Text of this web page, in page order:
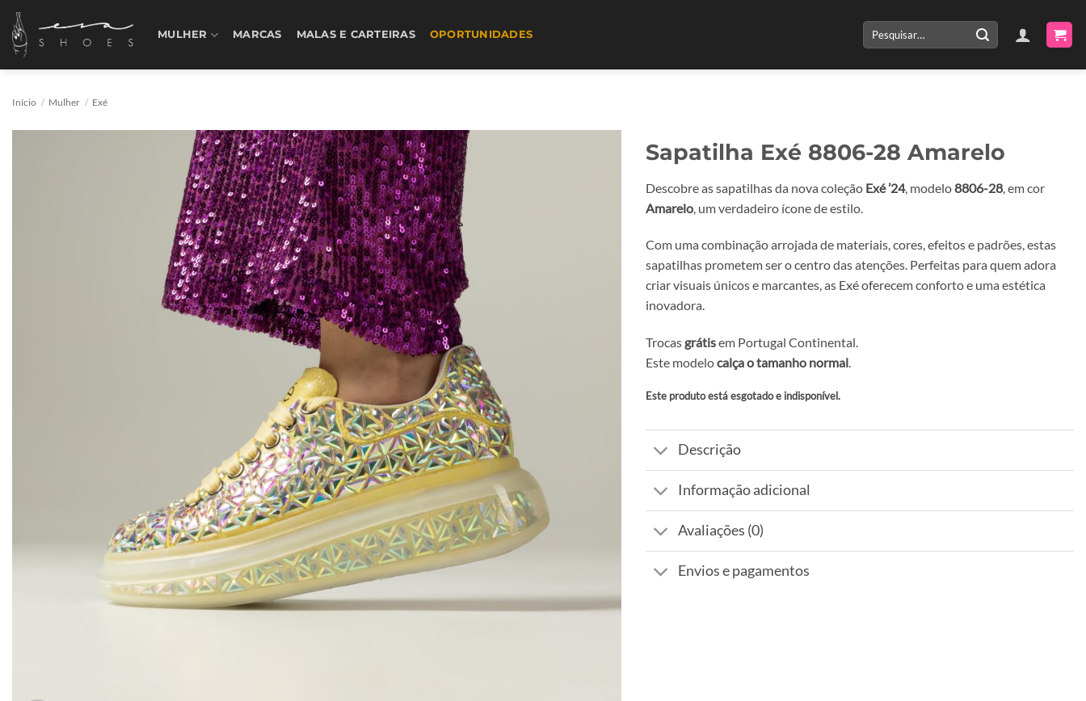
Skip
content
MULHER MARCAS MALAS E CARTEIRAS OPORTUNIDADES
Pesquisar
por:
Início / Mulher / Exé
Sapatilha Exé 8806-28 Amarelo
Descobre as sapatilhas da nova coleção Exé ’24, modelo8806-28 , em cor
Amarelo , um verdadeiro ícone de estilo.
Com uma combinação arrojada de materiais, cores, efeitos e padrões, estas
sapatilhas prometem ser o centro das atenções. Perfeitas para quem adora
criar visuais únicos e marcantes, as Exé oferecem conforto e uma estética
inovadora.
Trocas grátisem Portugal Continental.
Este modelocalça o tamanho normal.
Este produto está esgotado e indisponível.
Alternative:
Descrição
Informação adicional
Avaliações (0)
Envios e pagamentos